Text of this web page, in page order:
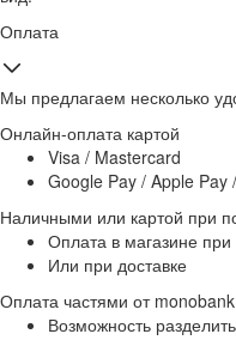
Оплата
Мы предлагаем несколько
Онлайн-оплата картой
Visa / Mastercard
Google Pay / Apple Pay
Наличными или картой при
Оплата в магазине
Или при доставке
Оплата частями от monobank
Возможность